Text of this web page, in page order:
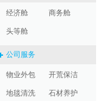
经济舱 商务舱
头等舱
公司服务
物业外包 开荒保洁
地毯清洗 石材养护